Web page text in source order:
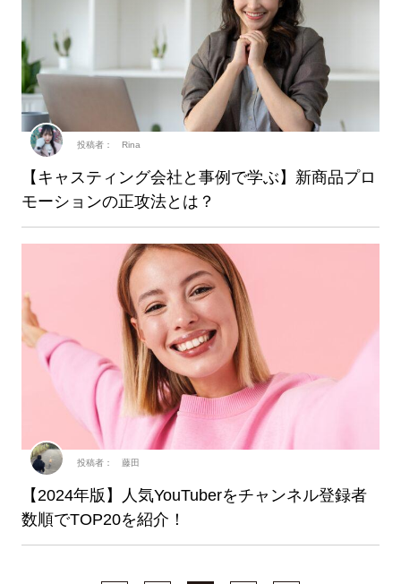
【キャスティング会社と事例で学ぶ】新商品プロ
モーションの正攻法とは？
投稿者： Rina
【2024年版】人気YouTuberをチャンネル登録者
数順でTOP20を紹介！
投稿者： 藤田